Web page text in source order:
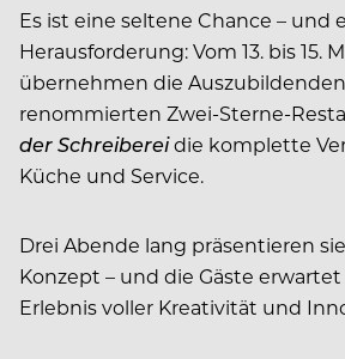
Es ist eine seltene Chance – und
Herausforderung: Vom 13. bis 15.
übernehmen die
renommierten Zwei-Sterne-
der Schreibereidie komplette
Küche und Service.
Drei Abende lang präsentieren
Konzept – und die Gäste
Erlebnis voller Kreativität und